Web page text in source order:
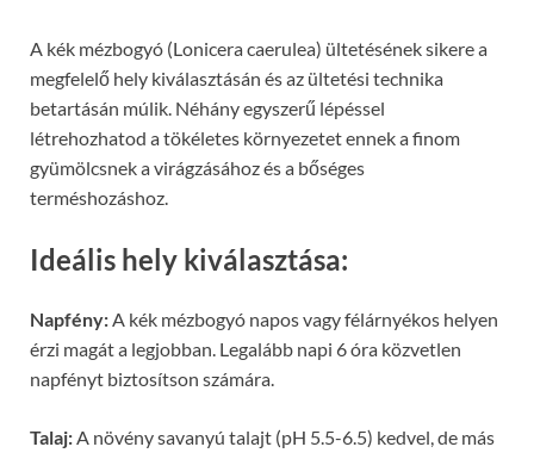
A kék mézbogyó (Lonicera caerulea) ültetésének sikere a
megfelelő hely kiválasztásán és az ültetési technika
betartásán múlik. Néhány egyszerű lépéssel
létrehozhatod a tökéletes környezetet ennek a finom
gyümölcsnek a virágzásához és a bőséges
terméshozáshoz.
Ideális hely kiválasztása:
Napfény: A kék mézbogyó napos vagy félárnyékos helyen
érzi magát a legjobban. Legalább napi 6 óra közvetlen
napfényt biztosítson számára.
Talaj: A növény savanyú talajt (pH 5.5-6.5) kedvel, de más